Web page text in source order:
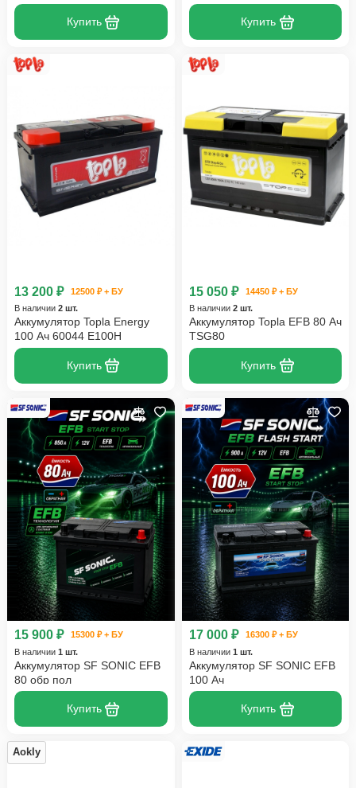
Купить Купить
13 200 ₽
12500 ₽ + БУ
В наличии 2 шт.
Аккумулятор Topla Energy
100 Ач 60044 E100H
Купить
15 050 ₽
14450 ₽ + БУ
В наличии 2 шт.
Аккумулятор Topla EFB 80 Ач
TSG80
Купить
15 900 ₽
15300 ₽ + БУ
В наличии 1 шт.
Аккумулятор SF SONIC EFB
80 обр пол
Купить
17 000 ₽
16300 ₽ + БУ
В наличии 1 шт.
Аккумулятор SF SONIC EFB
100 Ач
Купить
Aokly